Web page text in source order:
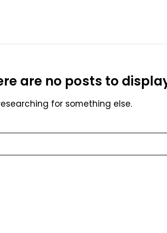
are no posts to
for something else.